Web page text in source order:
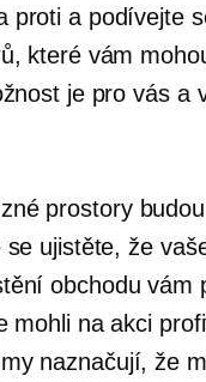
proti a podívejte
které vám
je pro vás a
prostory
se ujistěte, že
obchodu vám
mohli na akci
naznačují, že